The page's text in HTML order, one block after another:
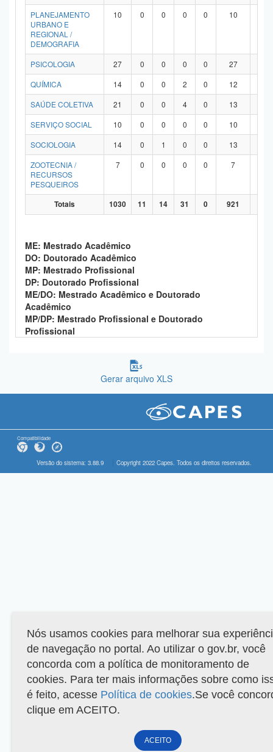
PLANEJAMENTO
URBANO E
REGIONAL /
DEMOGRAFIA
10 0 0 0 0 10
PSICOLOGIA 27 0 0 0 0 27
QUÍMICA
14 0 0 2 0 12
SAÚDE COLETIVA
21 0 0 4 0 13
SERVIÇO SOCIAL
10 0 0 0 0 10
SOCIOLOGIA
14 0 1 0 0 13
ZOOTECNIA /
RECURSOS
PESQUEIROS
7 0 0 0 0 7
Totais 1030 11 14 31 0 921
ME: Mestrado Acadêmico
DO: Doutorado Acadêmico
MP: Mestrado Profissional
DP: Doutorado Profissional
ME/DO: Mestrado Acadêmico e Doutorado
Acadêmico
MP/DP: Mestrado Profissional e Doutorado
Profissional
Gerar arquivo XLS
Compatibilidade
Versão do sistema: 3.88.9 Copyright 2022 Capes. Todos os direitos reservados.
Nós usamos cookies para melhorar sua
de navegação no portal. Ao utilizar o gov.br, você
concorda com a política de monitoramento de
cookies. Para ter mais informações sobre como
é feito, acesse Política de cookies.Se você
clique em ACEITO.
ACEITO